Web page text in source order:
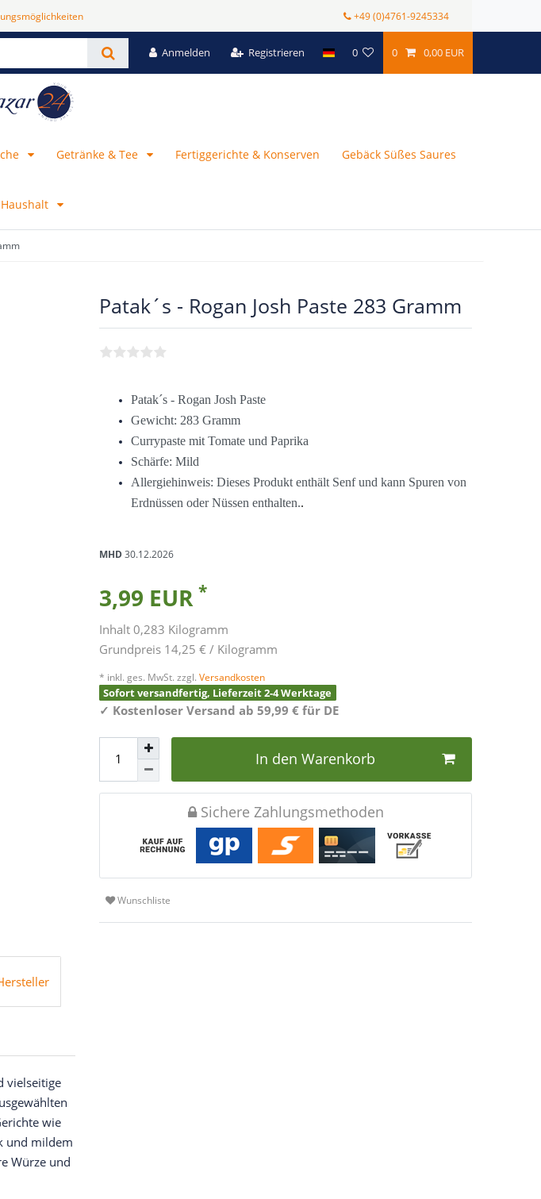
+49 (0)4761-9245334
Anmelden Registrieren 0 0 0,00 EUR
Getränke & Tee Fertiggerichte & Konserven Gebäck Süßes Saures
Patak´s - Rogan Josh Paste 283 Gramm
Patak´s - Rogan Josh Paste
Gewicht: 283 Gramm
Currypaste mit Tomate und Paprika
Schärfe: Mild
Allergiehinweis: Dieses Produkt enthält Senf und kann Spuren von
Erdnüssen oder Nüssen enthalten..
MHD30.12.2026
3,99 EUR *
Inhalt0,283 Kilogramm
Grundpreis 14,25 € / Kilogramm
* inkl. ges. MwSt. zzgl. Versandkosten
Sofort versandfertig, Lieferzeit 2-4 Werktage
✓ Kostenloser Versand ab 59,99 € für DE
In den Warenkorb
Sichere Zahlungsmethoden
Wunschliste
vielseitige
wie
und mildem
Würze und